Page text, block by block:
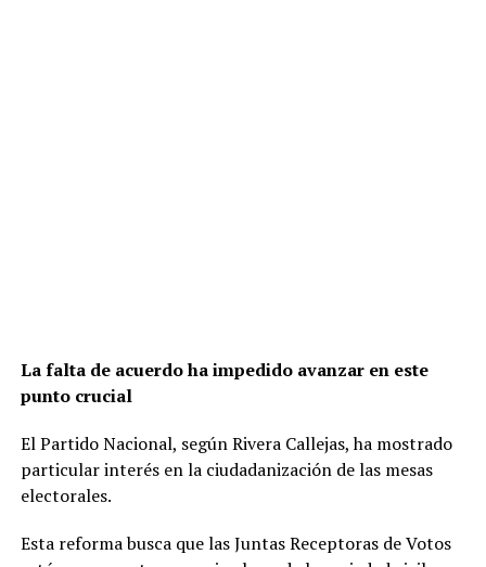
La falta de acuerdo ha impedido avanzar en este
punto crucial
El Partido Nacional, según Rivera Callejas, ha mostrado
particular interés en la ciudadanización de las mesas
electorales.
Esta reforma busca que las Juntas Receptoras de Votos